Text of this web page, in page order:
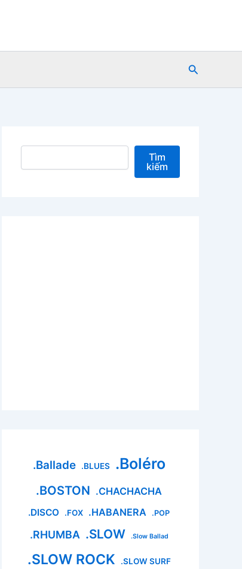
Tìm
Tìm kiếm
Tìm
kiếm
.Ballade .BLUES .Boléro
.BOSTON .CHACHACHA
.DISCO .FOX .HABANERA .POP
.RHUMBA .SLOW .Slow Ballad
.SLOW ROCK .SLOW SURF